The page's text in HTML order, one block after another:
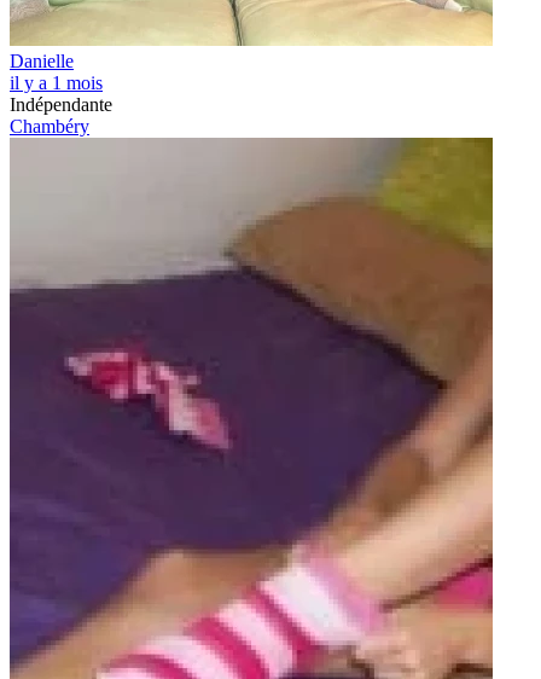
Danielle
il y a 1 mois
Indépendante
Chambéry